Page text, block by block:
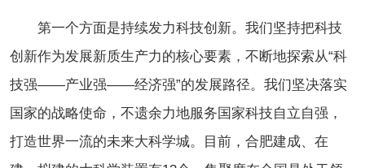
第一个方面是持续发力科技创新。我们坚持把科技
创新作为发展新质生产力的核心要素，不断地探索从“科
技强——产业强——经济强”的发展路径。我们坚决落实
国家的战略使命，不遗余力地服务国家科技自立自强，
打造世界一流的未来大科学城。目前，合肥建成、在